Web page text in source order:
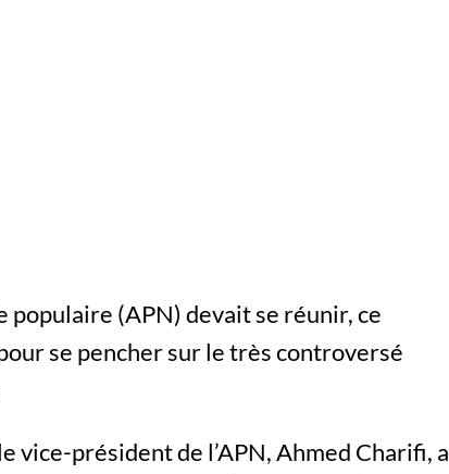
populaire (APN) devait se réunir, ce
se pencher sur le très controversé
vice-président de l’APN, Ahmed Charifi, a